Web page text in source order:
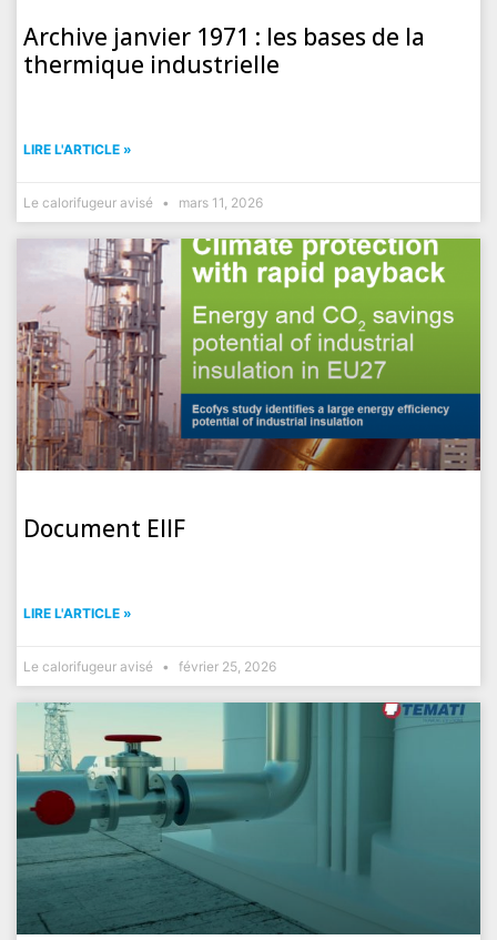
Archive janvier 1971 : les bases de la
thermique industrielle
LIRE L'ARTICLE »
Le calorifugeur avisé mars 11, 2026
Document EIIF
LIRE L'ARTICLE »
Le calorifugeur avisé février 25, 2026